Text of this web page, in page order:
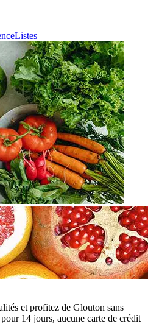
Listes
et profitez de Glouton sans
14 jours, aucune carte de crédit